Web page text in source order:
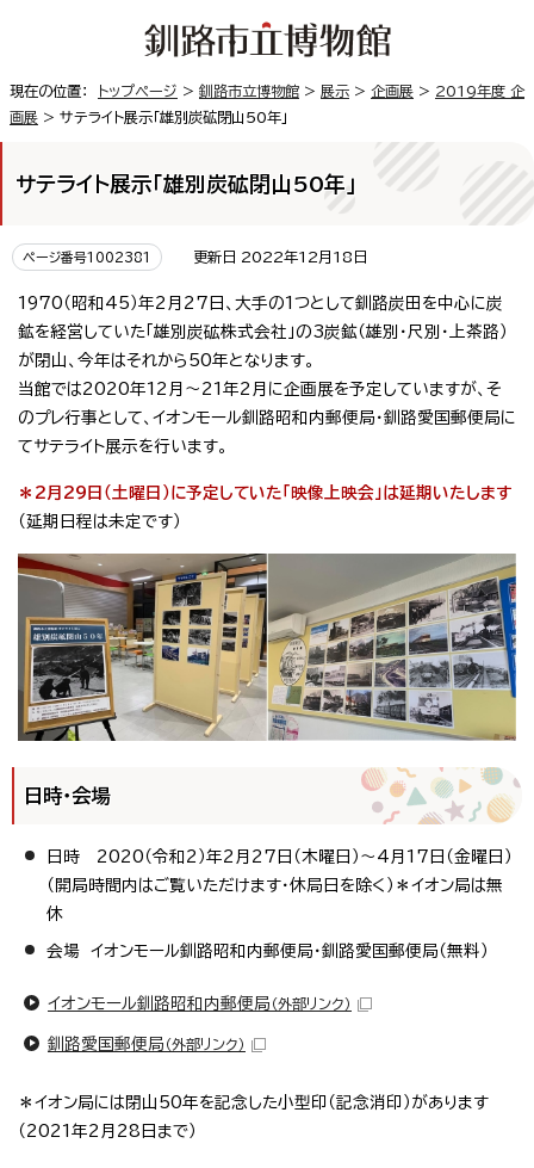
現在の位置： トップページ > 釧路市立博物館 > 展示 > 企画展 > 2019年度 企
画展 > サテライト展示「雄別炭砿閉山50年」
サテライト展示「雄別炭砿閉山50年」
ページ番号1002381 更新日 2022年12月18日
1970（昭和45）年2月27日、大手の1つとして釧路炭田を中心に炭
鉱を経営していた「雄別炭砿株式会社」の3炭鉱（雄別・尺別・上茶路）
が閉山、今年はそれから50年となります。
当館では2020年12月～21年2月に企画展を予定していますが、そ
のプレ行事として、イオンモール釧路昭和内郵便局・釧路愛国郵便局に
てサテライト展示を行います。
＊2月29日（土曜日）に予定していた「映像上映会」は延期いたします
（延期日程は未定です）
日時・会場
日時 2020（令和2）年2月27日（木曜日）～4月17日（金曜日）
（開局時間内はご覧いただけます・休局日を除く）＊イオン局は無
休
会場 イオンモール釧路昭和内郵便局・釧路愛国郵便局（無料）
イオンモール釧路昭和内郵便局 （外部リンク）
釧路愛国郵便局 （外部リンク）
＊イオン局には閉山50年を記念した小型印（記念消印）があります
（2021年2月28日まで）